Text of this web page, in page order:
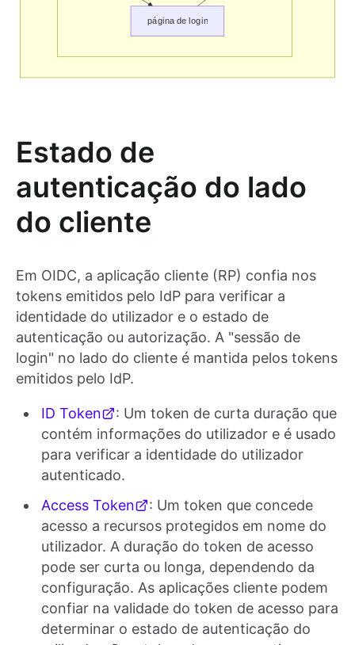
Estado de
autenticação do lado
do cliente
Em OIDC, a aplicação cliente (RP) confia nos
tokens emitidos pelo IdP para verificar a
identidade do utilizador e o estado de
autenticação ou autorização. A "sessão de
login" no lado do cliente é mantida pelos tokens
emitidos pelo IdP.
ID Token
: Um token de curta duração que
contém informações do utilizador e é usado
para verificar a identidade do utilizador
autenticado.
Access Token
: Um token que concede
acesso a recursos protegidos em nome do
utilizador. A duração do token de acesso
pode ser curta ou longa, dependendo da
configuração. As aplicações cliente podem
confiar na validade do token de acesso para
determinar o estado de autenticação do